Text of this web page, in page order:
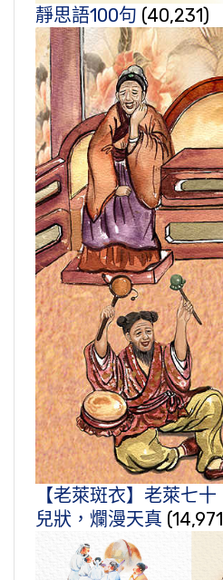
靜思語100句 (40,231)
【老萊斑衣】老萊七
兒狀，爛漫天真